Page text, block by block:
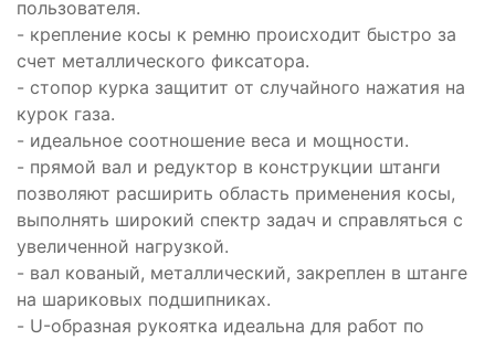
пользователя.
- крепление косы к ремню происходит быстро за
счет металлического фиксатора.
- стопор курка защитит от случайного нажатия на
курок газа.
- идеальное соотношение веса и мощности.
- прямой вал и редуктор в конструкции штанги
позволяют расширить область применения косы,
выполнять широкий спектр задач и справляться с
увеличенной нагрузкой.
- вал кованый, металлический, закреплен в штанге
на шариковых подшипниках.
- U-образная рукоятка идеальна для работ по